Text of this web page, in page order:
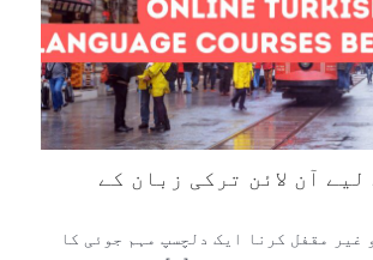
آن لائن ترکی زبان کے
غیر مقفل کرنا ایک دلچسپ مہم جوئی کا